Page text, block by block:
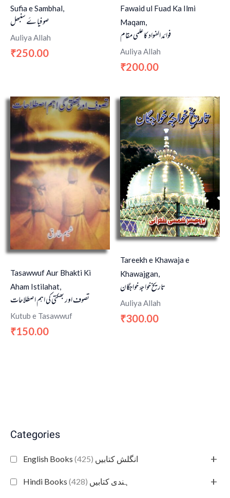
Categories
English Books انگلش کتابیں (425) +
Hindi Books ہندی کتابیں (428) +
Sufia e Sambhal,
صوفیا ۓ سنبھل
Auliya Allah
₹250.00
Fawaid ul Fuad Ka Ilmi
Maqam,
فوائد الفواد کا علمی مقام
Auliya Allah
₹200.00
Tasawwuf Aur Bhakti Ki
Aham Istilahat,
تصوف اور بھکتی کی اہم اصطلاحات
Kutub e Tasawwuf
₹150.00
Tareekh e Khawaja e
Khawajgan,
تاریخ خواجۂ خواجگان
Auliya Allah
₹300.00